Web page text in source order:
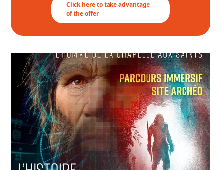
Click here to take advantage
of the offer